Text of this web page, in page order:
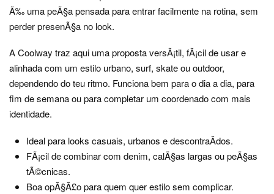
Ã‰ uma peÃ§a pensada para entrar facilmente na rotina, sem
perder presenÃ§a no look.
A Coolway traz aqui uma proposta versÃ¡til, fÃ¡cil de usar e
alinhada com um estilo urbano, surf, skate ou outdoor,
dependendo do teu ritmo. Funciona bem para o dia a dia, para
fim de semana ou para completar um coordenado com mais
identidade.
Ideal para looks casuais, urbanos e descontraÃ­dos.
FÃ¡cil de combinar com denim, calÃ§as largas ou peÃ§as
tÃ©cnicas.
Boa opÃ§Ã£o para quem quer estilo sem complicar.